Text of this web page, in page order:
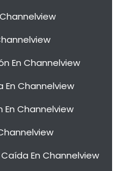
En Channelview
Channelview
Channelview
En Channelview